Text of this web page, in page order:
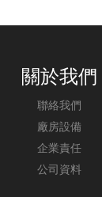
關於我們
聯絡我們
廠房設備
企業責任
公司資料